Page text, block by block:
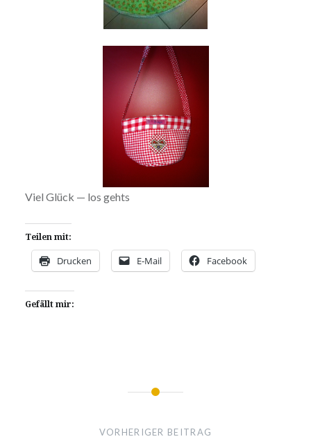
Viel Glück — los gehts
Teilen mit:
Drucken E-Mail Facebook
Gefällt mir:
Beitragsnavigation
VORHERIGER BEITRAG